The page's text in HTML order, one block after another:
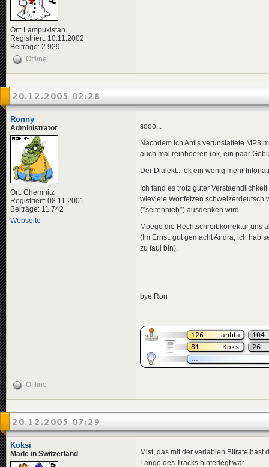
Ort: Lampukistan
Registriert: 10.11.2002
Beiträge: 2.929
Offline
20.12.2005 02:28
Ronny
Administrator
Ort: Chemnitz
Registriert: 08.11.2001
Beiträge: 11.742
Webseite
sooo...
Nachdem ich Antis verunstaltete MP3
auch mal reinhoeren (ok, ein paar
Der Dialekt... ok ein wenig mehr
Ich fand es trotz guter
wieviele Wortfetzen schweizerdeutsch
(*seitenhieb*) ausdenken wird.
Moege die Rechtschreibkorrektur uns
(Im Ernst: gut gemacht Andra, ich hab
zu faul bin).
bye Ron
Offline
20.12.2005 07:29
Koksi
Made in Switzerland
Mist, das mit der variablen Bitrate
Länge des Tracks hinterlegt war.